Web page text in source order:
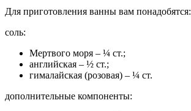
Для приготовления ванны вам понадобятся:
соль:
Мертвого моря – ¼ ст.;
английская – ½ ст.;
гималайская (розовая) – ¼ ст.
дополнительные компоненты: